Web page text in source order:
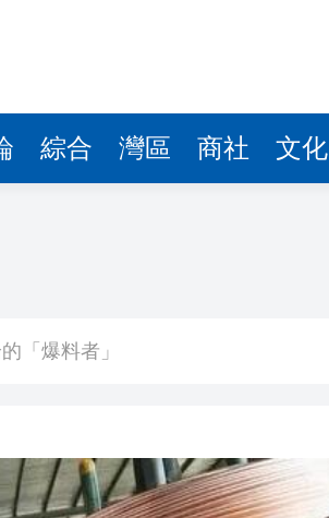
綜合 灣區 商社 文化
「爆料者」